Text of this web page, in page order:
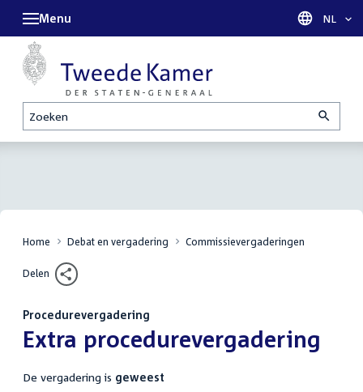
Zoeken
Menu Taal
NL
Home Debat en vergadering Commissievergaderingen
Delen
Procedurevergadering
:Extra procedurevergadering
De vergadering is geweest